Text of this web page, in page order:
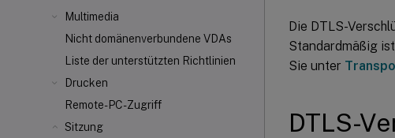
Multimedia
Nicht domänenverbundene VDAs
Liste der unterstützten Richtlinien
Drucken
Remote-PC-Zugriff
Sitzung
Die DTLS-
Standardmäßig
Sie unter
DTLS-